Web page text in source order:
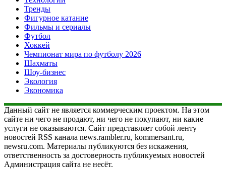
Тренды
Фигурное катание
Фильмы и сериалы
Футбол
Хоккей
Чемпионат мира по футболу 2026
Шахматы
Шоу-бизнес
Экология
Экономика
Данный сайт не является коммерческим проектом. На этом
сайте ни чего не продают, ни чего не покупают, ни какие
услуги не оказываются. Сайт представляет собой ленту
новостей RSS канала news.rambler.ru, kommersant.ru,
newsru.com. Материалы публикуются без искажения,
ответственность за достоверность публикуемых новостей
Администрация сайта не несёт.